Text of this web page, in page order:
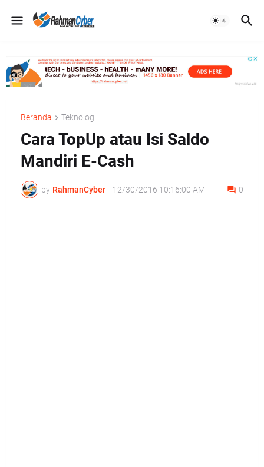
Beranda Teknologi
Cara TopUp atau Isi Saldo
Mandiri E-Cash
by RahmanCyber - 12/30/2016 10:16:00 AM 0